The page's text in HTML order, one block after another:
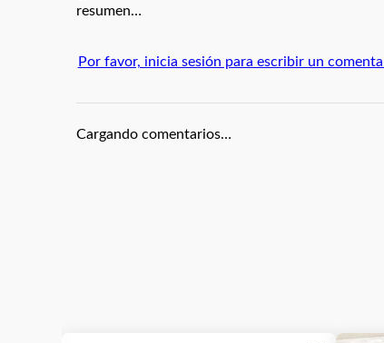
resumen…
Por favor, inicia sesión para escribir un
Cargando comentarios…